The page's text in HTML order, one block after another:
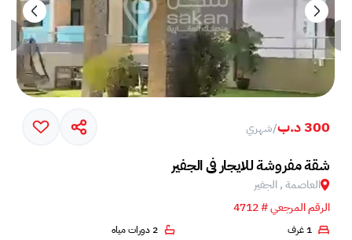
300 د.ب /شهري
شقة مفروشة للايجار في الجفير
العاصمة , الجفير
الرقم المرجعي # 4712
1 غرف 2 دورات مياه